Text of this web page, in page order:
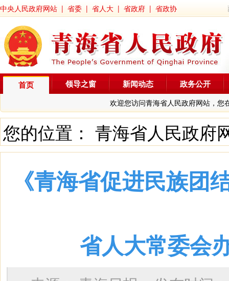
中央人民政府网站 | 省委 | 省人大 | 省政府 | 省政协
首页
欢迎您访问青海省人民政府网站，您
领导之窗 新闻动态 政务公开
您的位置： 青海省人民政府
《青海省促进民族团
省人大常委会